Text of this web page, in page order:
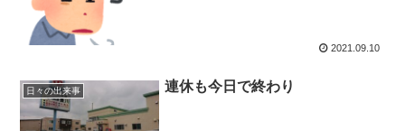
2021.09.10
日々の出来事 連休も今日で終わり